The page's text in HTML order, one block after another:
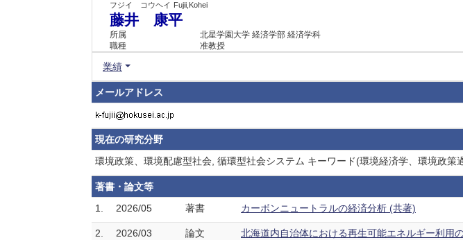
フジイ コウヘイ Fujii,Kohei
藤井 康平
所属
北星学園大学 経済学部 経済学科
職種
准教授
業績
メールアドレス
現在の研究分野
環境政策、環境配慮型社会, 循環型社会システム キーワード(環境経済学、環境政
著書・論文等
1.
2026/05 著書 カーボンニュートラルの経済分析 (共著)
2. 2026/03 論文
北海道内自治体における再生可能エネルギー利用